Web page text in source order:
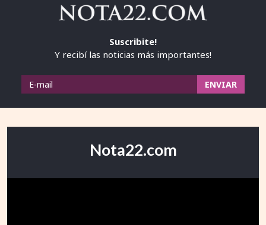
Suscribite!
Y recibí las noticias más importantes!
Nota22.com